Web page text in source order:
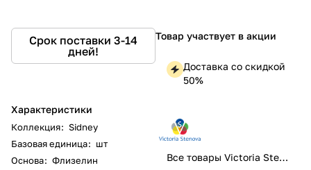
Срок поставки 3-14
дней!
Характеристики
Коллекция: Sidney
Базовая единица: шт
Основа: Флизелин
Товар участвует в акции
Доставка со скидкой
50%
Все товары Victoria Stenova